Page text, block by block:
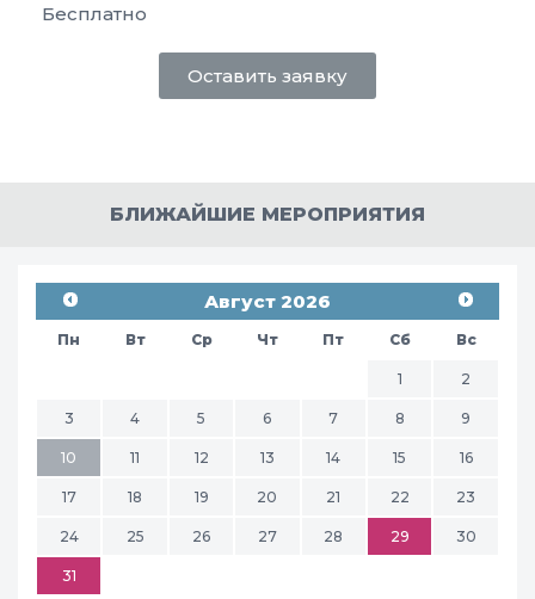
Бесплатно
Оставить заявку
БЛИЖАЙШИЕ МЕРОПРИЯТИЯ
Август 2026
Пн Вт Ср Чт Пт Сб Вс
1 2
3 4 5 6 7 8 9
10 11 12 13 14 15 16
17 18 19 20 21 22 23
24 25 26 27 28 29 30
31